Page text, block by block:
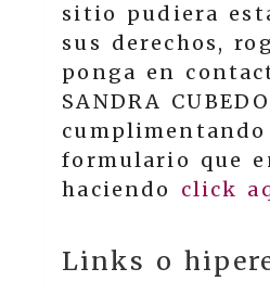
sitio pudiera
sus derechos,
ponga en
SANDRA
formulario que
haciendo
click
Links o